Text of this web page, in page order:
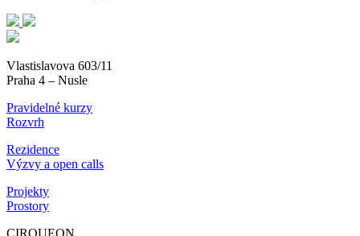
Vlastislavova 603/11
Praha 4 – Nusle
Pravidelné kurzy
Rozvrh
Rezidence
Výzvy a open calls
Projekty
Prostory
CIRQUEON